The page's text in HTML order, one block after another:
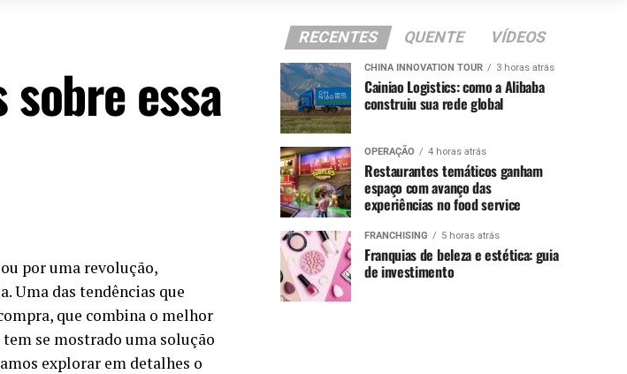
essa
por uma revolução,
Uma das tendências que
que combina o melhor
se mostrado uma solução
explorar em detalhes o
RECENTES QUENTE VÍDEOS
CHINA INNOVATION TOUR 3 horas atrás
Cainiao Logistics: como a Alibaba
construiu sua rede global
OPERAÇÃO 4 horas atrás
Restaurantes temáticos ganham
espaço com avanço das
experiências no food service
FRANCHISING 5 horas atrás
Franquias de beleza e estética: guia
de investimento